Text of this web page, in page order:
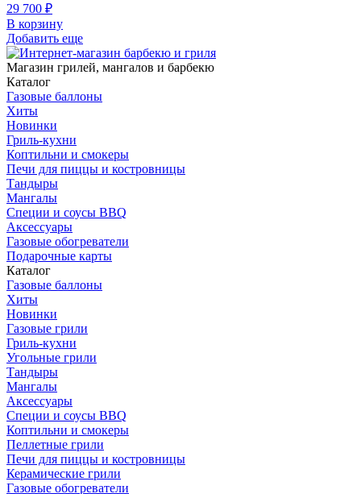
29 700 ₽
В корзину
Добавить еще
Магазин грилей, мангалов и барбекю
Каталог
Газовые баллоны
Хиты
Новинки
Гриль-кухни
Коптильни и смокеры
Печи для пиццы и костровницы
Тандыры
Мангалы
Специи и соусы BBQ
Аксессуары
Газовые обогреватели
Подарочные карты
Каталог
Газовые баллоны
Хиты
Новинки
Газовые грили
Гриль-кухни
Угольные грили
Тандыры
Мангалы
Аксессуары
Специи и соусы BBQ
Коптильни и смокеры
Пеллетные грили
Печи для пиццы и костровницы
Керамические грили
Газовые обогреватели